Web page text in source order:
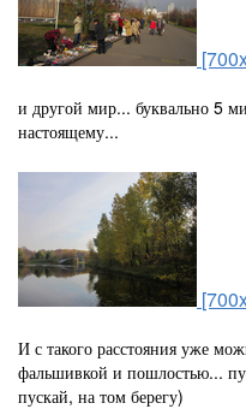
и другой мир... буквально 5
настоящему...
И с такого расстояния уже
фальшивкой и пошлостью...
пускай, на том берегу)